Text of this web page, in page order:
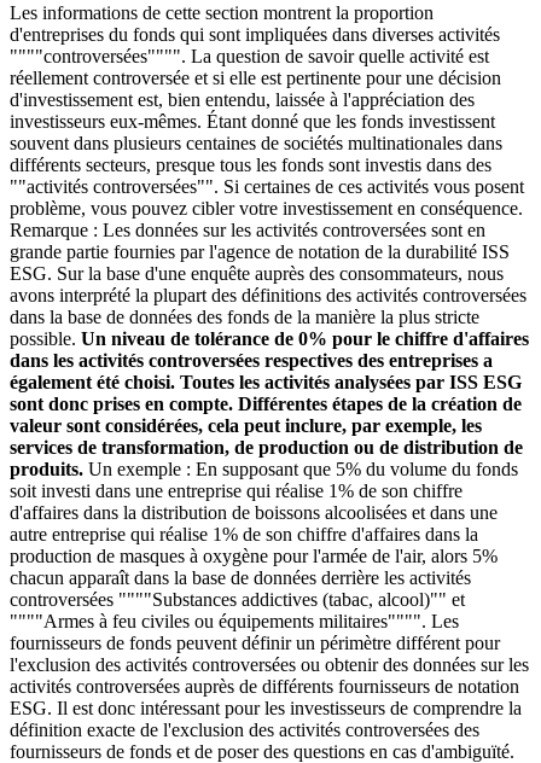
Les informations de cette section montrent la proportion
d'entreprises du fonds qui sont impliquées dans diverses activités
""""controversées"""". La question de savoir quelle activité est
réellement controversée et si elle est pertinente pour une décision
d'investissement est, bien entendu, laissée à l'appréciation des
investisseurs eux-mêmes. Étant donné que les fonds investissent
souvent dans plusieurs centaines de sociétés multinationales dans
différents secteurs, presque tous les fonds sont investis dans des
""activités controversées"". Si certaines de ces activités vous posent
problème, vous pouvez cibler votre investissement en conséquence.
Remarque : Les données sur les activités controversées sont en
grande partie fournies par l'agence de notation de la durabilité ISS
ESG. Sur la base d'une enquête auprès des consommateurs, nous
avons interprété la plupart des définitions des activités controversées
dans la base de données des fonds de la manière la plus stricte
possible. Un niveau de tolérance de 0% pour le chiffre d'affaires
dans les activités controversées respectives des entreprises a
également été choisi. Toutes les activités analysées par ISS ESG
sont donc prises en compte. Différentes étapes de la création de
valeur sont considérées, cela peut inclure, par exemple, les
services de transformation, de production ou de distribution de
produits. Un exemple : En supposant que 5% du volume du fonds
soit investi dans une entreprise qui réalise 1% de son chiffre
d'affaires dans la distribution de boissons alcoolisées et dans une
autre entreprise qui réalise 1% de son chiffre d'affaires dans la
production de masques à oxygène pour l'armée de l'air, alors 5%
chacun apparaît dans la base de données derrière les activités
controversées """"Substances addictives (tabac, alcool)"" et
""""Armes à feu civiles ou équipements militaires"""". Les
fournisseurs de fonds peuvent définir un périmètre différent pour
l'exclusion des activités controversées ou obtenir des données sur les
activités controversées auprès de différents fournisseurs de notation
ESG. Il est donc intéressant pour les investisseurs de comprendre la
définition exacte de l'exclusion des activités controversées des
fournisseurs de fonds et de poser des questions en cas d'ambiguïté.